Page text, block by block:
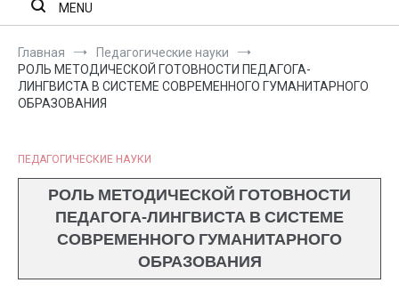
MENU
Главная
Педагогические науки
РОЛЬ МЕТОДИЧЕСКОЙ ГОТОВНОСТИ ПЕДАГОГА-
ЛИНГВИСТА В СИСТЕМЕ СОВРЕМЕННОГО ГУМАНИТАРНОГО
ОБРАЗОВАНИЯ
ПЕДАГОГИЧЕСКИЕ НАУКИ
РОЛЬ МЕТОДИЧЕСКОЙ ГОТОВНОСТИ
ПЕДАГОГА-ЛИНГВИСТА В СИСТЕМЕ
СОВРЕМЕННОГО ГУМАНИТАРНОГО
ОБРАЗОВАНИЯ